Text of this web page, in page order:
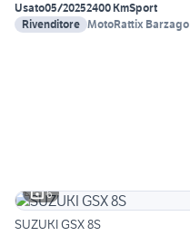
Usato05/20252400 KmSport
Rivenditore MotoRattix Barzago
6
SUZUKI GSX 8S